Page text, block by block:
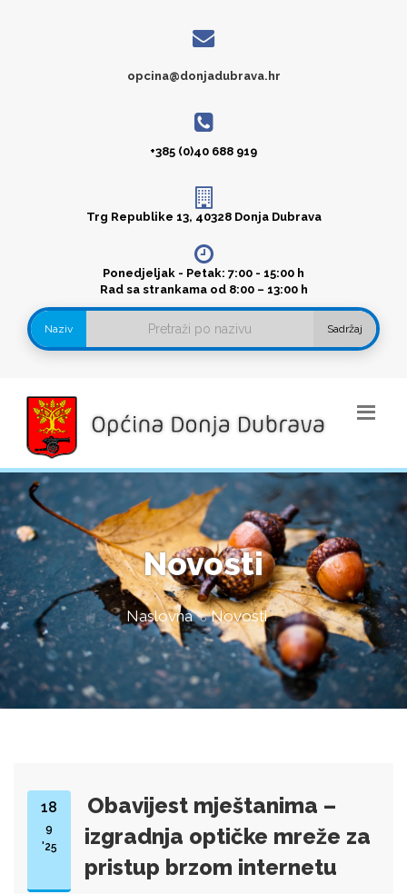
opcina@donjadubrava.hr
+385 (0)40 688 919
Trg Republike 13, 40328 Donja Dubrava
Ponedjeljak - Petak: 7:00 - 15:00 h
Rad sa strankama od 8:00 – 13:00 h
Naziv Sadržaj
Novosti
Naslovna Novosti
18
9
'25
Obavijest mještanima –
izgradnja optičke mreže za
pristup brzom internetu